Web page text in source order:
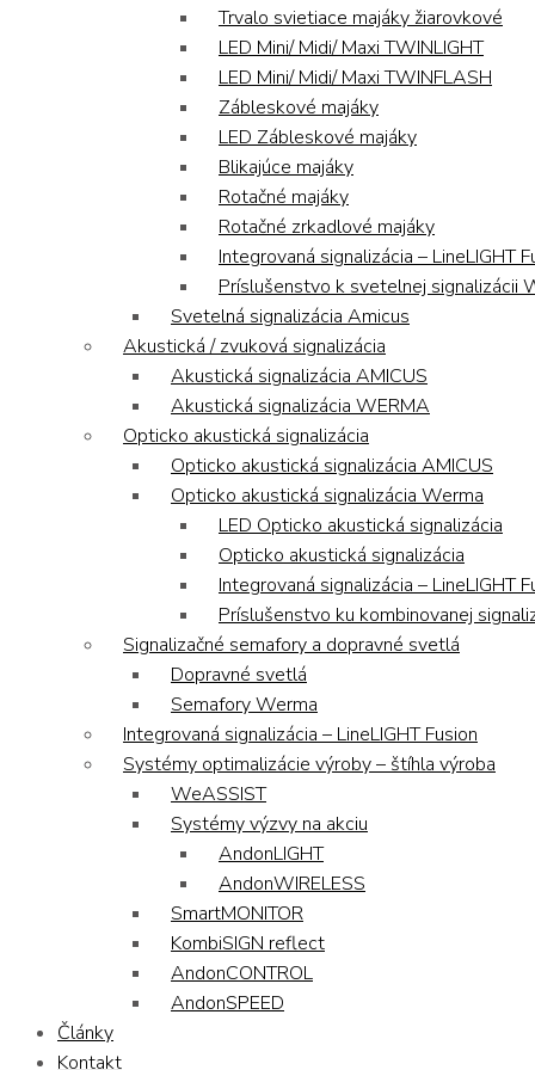
Trvalo svietiace majáky žiarovkové
LED Mini/ Midi/ Maxi TWINLIGHT
LED Mini/ Midi/ Maxi TWINFLASH
Zábleskové majáky
LED Zábleskové majáky
Blikajúce majáky
Rotačné majáky
Rotačné zrkadlové majáky
Integrovaná signalizácia – LineLIGHT
Príslušenstvo k svetelnej signalizácii
Svetelná signalizácia Amicus
Akustická / zvuková signalizácia
Akustická signalizácia AMICUS
Akustická signalizácia WERMA
Opticko akustická signalizácia
Opticko akustická signalizácia AMICUS
Opticko akustická signalizácia Werma
LED Opticko akustická signalizácia
Opticko akustická signalizácia
Integrovaná signalizácia – LineLIGHT
Príslušenstvo ku kombinovanej
Signalizačné semafory a dopravné svetlá
Dopravné svetlá
Semafory Werma
Integrovaná signalizácia – LineLIGHT Fusion
Systémy optimalizácie výroby – štíhla výroba
WeASSIST
Systémy výzvy na akciu
AndonLIGHT
AndonWIRELESS
SmartMONITOR
KombiSIGN reflect
AndonCONTROL
AndonSPEED
Články
Kontakt